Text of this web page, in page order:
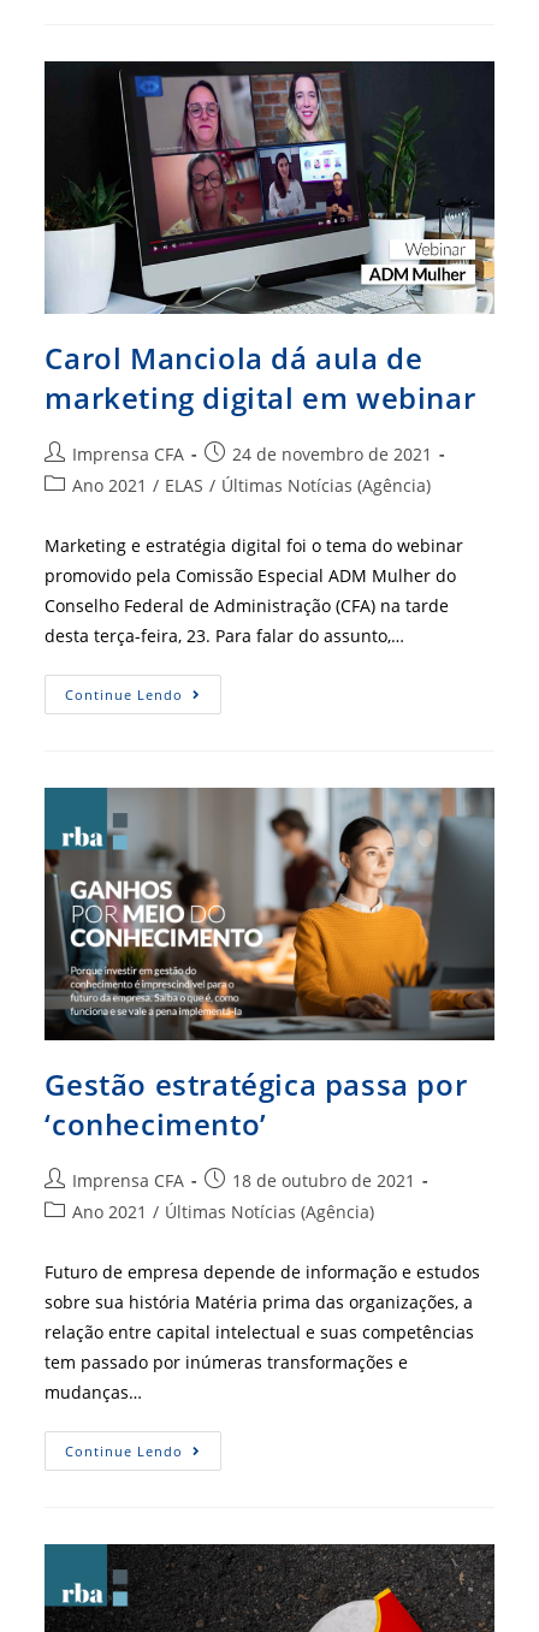
Web
E
Nas
Vendas
Carol Manciola dá aula de
marketing digital em webinar
Autor
do
Imprensa CFA
Post
publicado:
24 de novembro de 2021
Categoria
post:
Ano 2021 / ELAS / Últimas Notícias (Agência)
Marketing e estratégia digital foi o tema do webinar
promovido pela Comissão Especial ADM Mulher do
Conselho Federal de Administração (CFA) na tarde
desta terça-feira, 23. Para falar do assunto,…
Continue Lendo Carol
Manciola
Gestão estratégica passa por
‘conhecimento’
Autor
do
Imprensa CFA
Post
publicado:
18 de outubro de 2021
Categoria
post:
Ano 2021 / Últimas Notícias (Agência)
Futuro de empresa depende de informação e estudos
sobre sua história Matéria prima das organizações, a
relação entre capital intelectual e suas competências
tem passado por inúmeras transformações e
mudanças…
Continue Lendo Gestão
Estratégica